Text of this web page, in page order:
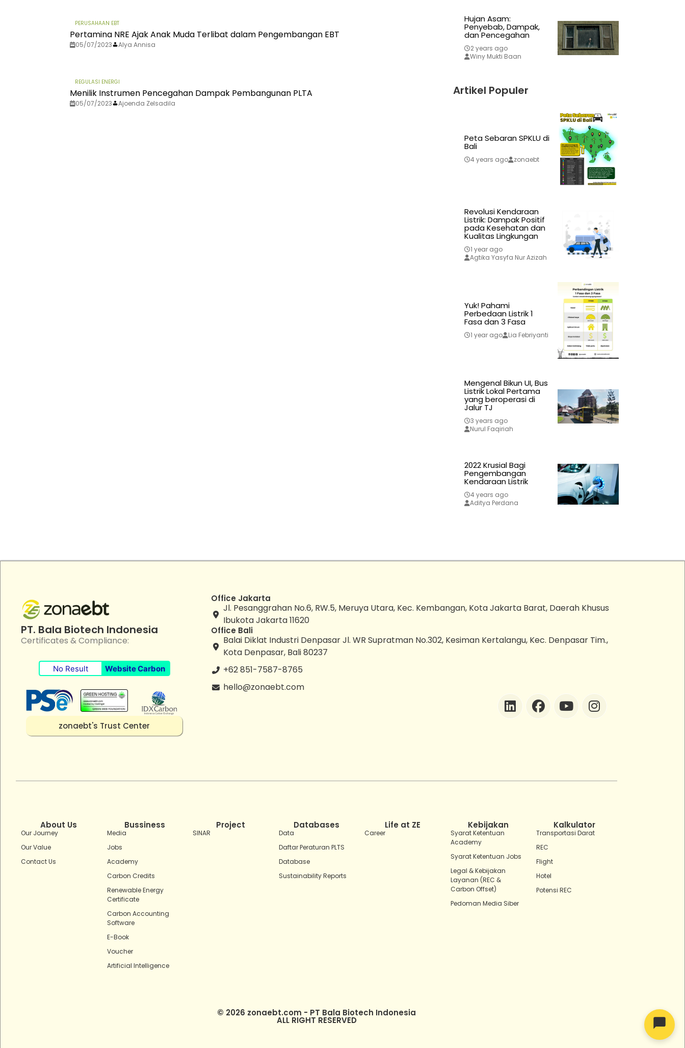
PERUSAHAAN EBT
Pertamina NRE Ajak Anak Muda Terlibat dalam Pengembangan EBT
05/07/2023 Alya Annisa
REGULASI ENERGI
Menilik Instrumen Pencegahan Dampak Pembangunan PLTA
05/07/2023 Ajoenda Zelsadila
Hujan Asam:
Penyebab, Dampak,
dan Pencegahan
2 years ago
Winy Mukti Baan
Artikel Populer
Peta Sebaran SPKLU di
Bali
4 years ago zonaebt
Revolusi Kendaraan
Listrik: Dampak Positif
pada Kesehatan dan
Kualitas Lingkungan
1 year ago
Agtika Yasyfa Nur Azizah
Yuk! Pahami
Perbedaan Listrik 1
Fasa dan 3 Fasa
1 year ago Lia Febriyanti
Mengenal Bikun UI, Bus
Listrik Lokal Pertama
yang beroperasi di
Jalur TJ
3 years ago
Nurul Faqiriah
2022 Krusial Bagi
Pengembangan
Kendaraan Listrik
4 years ago
Aditya Perdana
PT. Bala Biotech Indonesia
Certificates & Compliance:
No Result Website Carbon
zonaebt's Trust Center
Office Jakarta
Jl. Pesanggrahan No.6, RW.5, Meruya Utara, Kec. Kembangan, Kota Jakarta Barat, Daerah Khusus
Ibukota Jakarta 11620
Office Bali
Balai Diklat Industri Denpasar Jl. WR Supratman No.302, Kesiman Kertalangu, Kec. Denpasar Tim.,
Kota Denpasar, Bali 80237
+62 851-7587-8765
hello@zonaebt.com
About Us
Our Journey
Our Value
Contact Us
Bussiness
Media
Jobs
Academy
Carbon Credits
Renewable Energy
Certificate
Carbon Accounting
Software
E-Book
Voucher
Artificial Intelligence
Project
SINAR
Databases
Data
Daftar Peraturan PLTS
Database
Sustainability Reports
Life at ZE
Career
Kebijakan
Syarat Ketentuan
Academy
Syarat Ketentuan Jobs
Legal & Kebijakan
Layanan (REC &
Carbon Offset)
Pedoman Media Siber
Kalkulator
Transportasi Darat
REC
Flight
Hotel
Potensi REC
© 2026 zonaebt.com - PT Bala Biotech Indonesia
ALL RIGHT RESERVED